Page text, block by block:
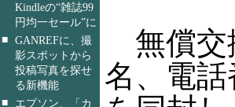
Kindleの“雑誌99
円均一セール”に
■ GANREFに、撮
影スポットから
投稿写真を探せ
る新機能
■
エプソン、「カ
無償交
名、電